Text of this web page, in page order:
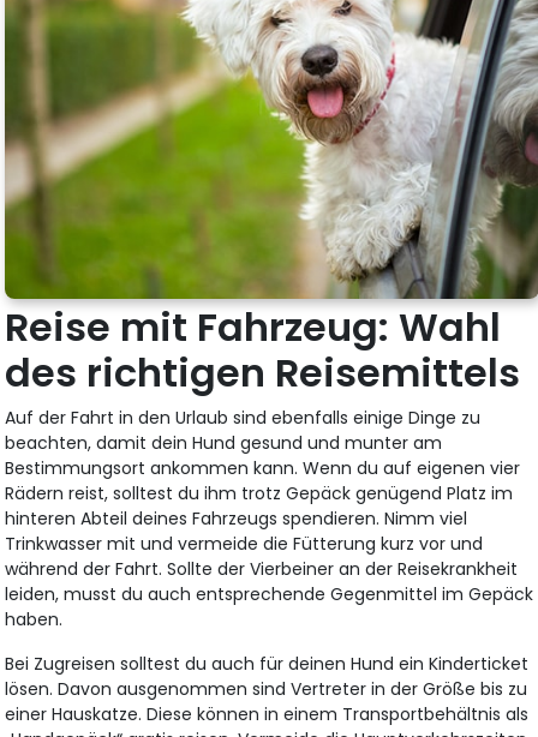
Reise mit Fahrzeug: Wahl
des richtigen Reisemittels
Auf der Fahrt in den Urlaub sind ebenfalls einige Dinge zu
beachten, damit dein Hund gesund und munter am
Bestimmungsort ankommen kann. Wenn du auf eigenen vier
Rädern reist, solltest du ihm trotz Gepäck genügend Platz im
hinteren Abteil deines Fahrzeugs spendieren. Nimm viel
Trinkwasser mit und vermeide die Fütterung kurz vor und
während der Fahrt. Sollte der Vierbeiner an der Reisekrankheit
leiden, musst du auch entsprechende Gegenmittel im Gepäck
haben.
Bei Zugreisen solltest du auch für deinen Hund ein Kinderticket
lösen. Davon ausgenommen sind Vertreter in der Größe bis zu
einer Hauskatze. Diese können in einem Transportbehältnis als